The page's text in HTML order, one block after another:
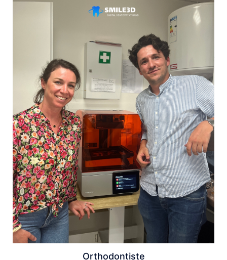
Orthodontiste